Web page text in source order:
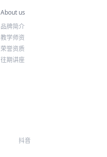
About us
品牌简介
教学师资
荣誉资质
往期讲座
抖音